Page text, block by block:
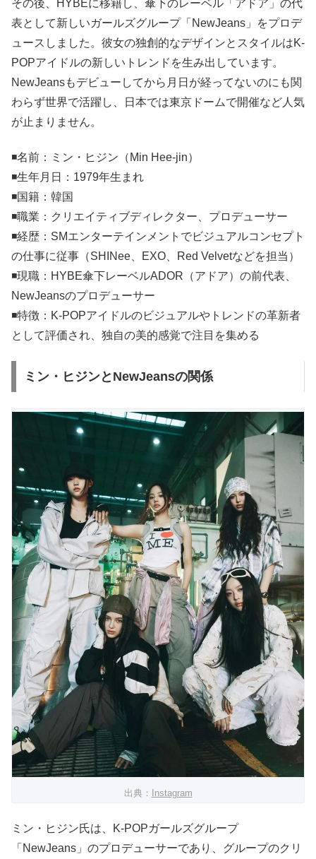
その後、HYBEに移籍し、傘下のレーベル「アドア」の代
表として新しいガールズグループ「NewJeans」をプロデ
ュースしました。彼女の独創的なデザインとスタイルはK-
POPアイドルの新しいトレンドを生み出しています。
NewJeansもデビューしてから月日が経ってないのにも関
わらず世界で活躍し、日本では東京ドームで開催など人気
が止まりません。
◾️名前：ミン・ヒジン（Min Hee-jin）
◾️生年月日：1979年生まれ
◾️国籍：韓国
◾️職業：クリエイティブディレクター、プロデューサー
◾️経歴：SMエンターテインメントでビジュアルコンセプト
の仕事に従事（SHINee、EXO、Red Velvetなどを担当）
◾️現職：HYBE傘下レーベルADOR（アドア）の前代表、
NewJeansのプロデューサー
◾️特徴：K-POPアイドルのビジュアルやトレンドの革新者
として評価され、独自の美的感覚で注目を集める
ミン・ヒジンとNewJeansの関係
出典： Instagram
ミン・ヒジン氏は、K-POPガールズグループ
「NewJeans」のプロデューサーであり、グループのクリ